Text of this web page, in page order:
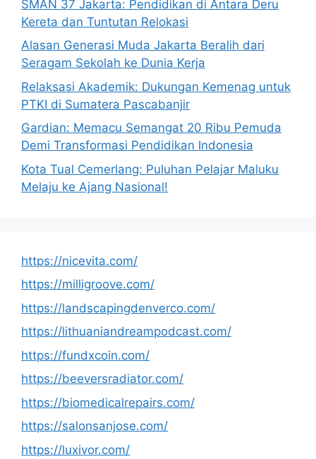
SMAN 37 Jakarta: Pendidikan di Antara Deru
Kereta dan Tuntutan Relokasi
Alasan Generasi Muda Jakarta Beralih dari
Seragam Sekolah ke Dunia Kerja
Relaksasi Akademik: Dukungan Kemenag untuk
PTKI di Sumatera Pascabanjir
Gardian: Memacu Semangat 20 Ribu Pemuda
Demi Transformasi Pendidikan Indonesia
Kota Tual Cemerlang: Puluhan Pelajar Maluku
Melaju ke Ajang Nasional!
https://nicevita.com/
https://milligroove.com/
https://landscapingdenverco.com/
https://lithuaniandreampodcast.com/
https://fundxcoin.com/
https://beeversradiator.com/
https://biomedicalrepairs.com/
https://salonsanjose.com/
https://luxivor.com/